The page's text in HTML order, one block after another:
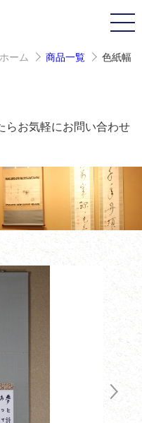
ホーム 商品一覧 色紙幅
らお気軽にお問い合わせ